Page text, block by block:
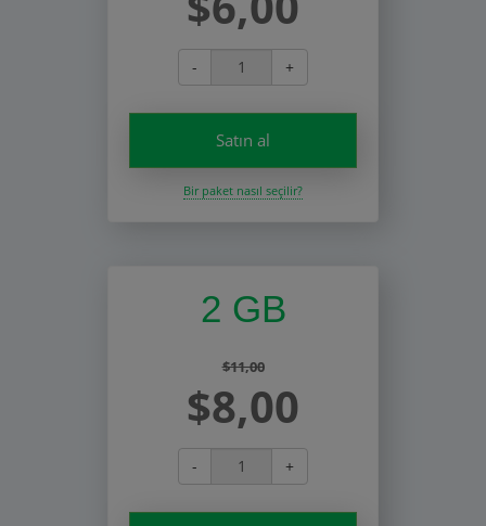
- +
Satın al
Bir paket nasıl seçilir?
2 GB
$11,00
$8,00
- +